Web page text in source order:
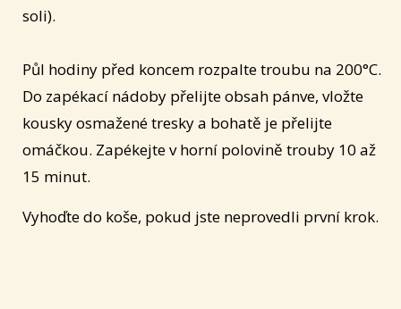
soli).
Půl hodiny před koncem rozpalte troubu na 200°C.
Do zapékací nádoby přelijte obsah pánve, vložte
kousky osmažené tresky a bohatě je přelijte
omáčkou. Zapékejte v horní polovině trouby 10 až
15 minut.
Vyhoďte do koše, pokud jste neprovedli první krok.